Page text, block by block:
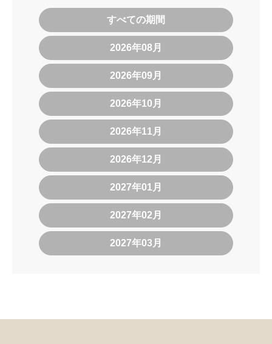
すべての期間
2026年08月
2026年09月
2026年10月
2026年11月
2026年12月
2027年01月
2027年02月
2027年03月